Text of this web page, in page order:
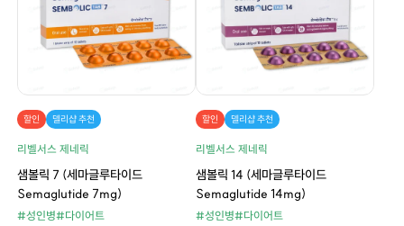
할인 델리샵 추천
리벨서스 제네릭
샘볼릭 7 (세마글루타이드
Semaglutide 7mg)
#성인병#다이어트
할인 델리샵 추천
리벨서스 제네릭
샘볼릭 14 (세마글루타이드
Semaglutide 14mg)
#성인병#다이어트